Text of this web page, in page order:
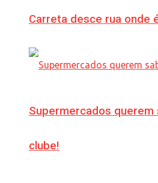
Carreta desce rua onde
Supermercados
clube!